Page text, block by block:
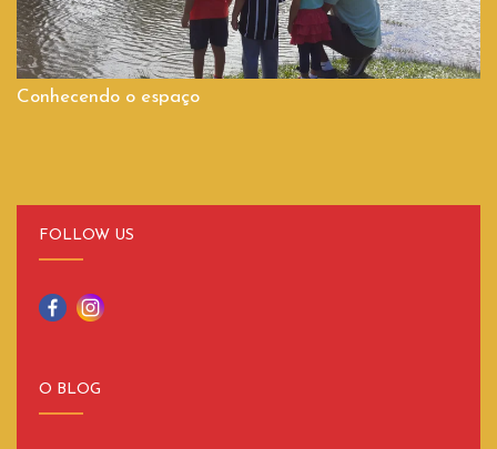
Conhecendo o espaço
FOLLOW US
O BLOG